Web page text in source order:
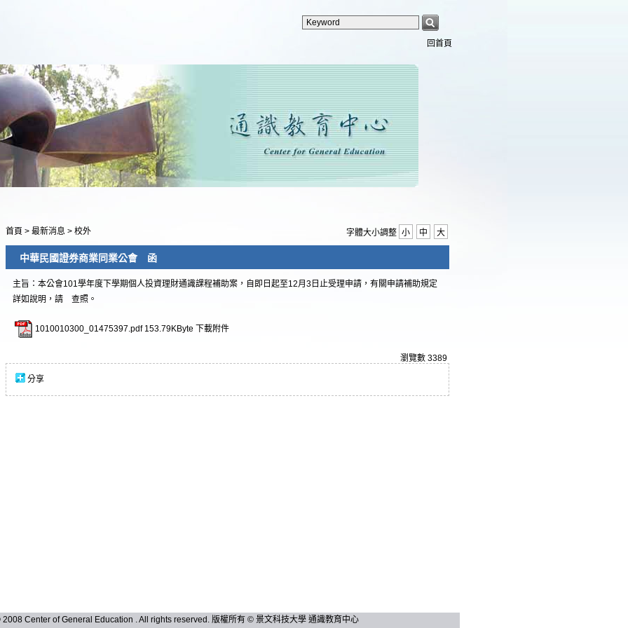
回首頁
首頁 > 最新消息 > 校外 字體大小調整 小 中 大
中華民國證券商業同業公會 函
主旨：本公會101學年度下學期個人投資理財通識課程補助案，自即日起至12月3日止受理申請，有關申請補助規定
詳如說明，請 查照。
1010010300_01475397.pdf 153.79KByte 下載附件
瀏覽數 3389
分享
Center of General Education . All rights reserved. 版權所有 © 景文科技大學 通識教育中心